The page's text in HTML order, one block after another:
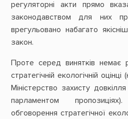
регуляторні акти прямо
законодавством для них
врегульовано набагато
закон.
Проте серед винятків немає
стратегічній екологічній
Міністерство захисту
парламентом
обговорення стратегічної